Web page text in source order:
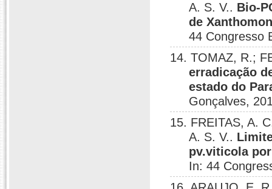
A. S. V.. Bio-
de
44 Congresso
14. TOMAZ, R.;
erradicação
estado do
Gonçalves,
15. FREITAS, A.
A. S. V..
pv.viticola
In: 44